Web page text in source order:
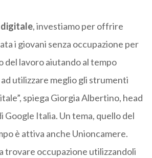
digitale, investiamo per offrire
i giovani senza occupazione per
del lavoro aiutando al tempo
utilizzare meglio gli strumenti
spiega Giorgia Albertino, head
Google Italia. Un tema, quello del
è attiva anche Unioncamere.
trovare occupazione utilizzandoli